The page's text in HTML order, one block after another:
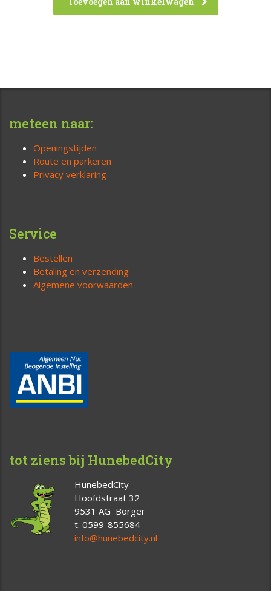
meteen naar:
Openingstijden
Route en parkeren
Privacy verklaring
Service
Bestellen
Betaling en verzending
Algemene voorwaarden
tot ziens bij HunebedCity
HunebedCity
Hoofdstraat 32
9531 AG Borger
t. 0599-855684
info@hunebedcity.nl